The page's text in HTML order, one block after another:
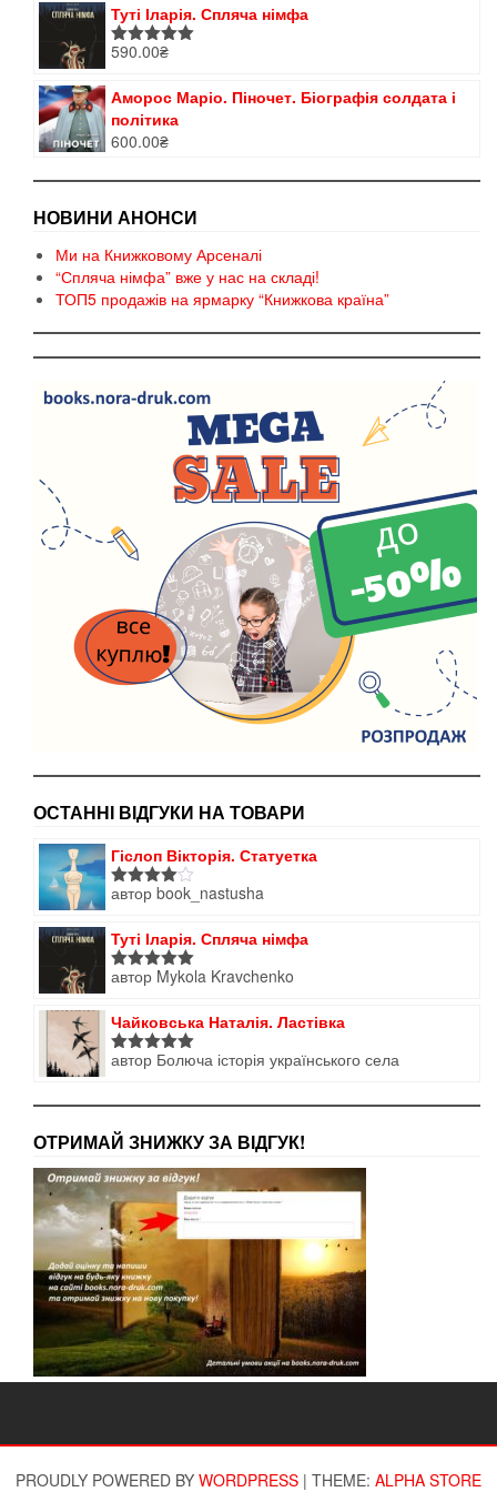
Туті Іларія. Спляча німфа
Оцінено в
590.00₴
Аморос Маріо. Піночет. Біографія солдата і
політика
600.00₴
НОВИНИ АНОНСИ
Ми на Книжковому Арсеналі
“Спляча німфа” вже у нас на складі!
ТОП5 продажів на ярмарку “Книжкова країна”
ОСТАННІ ВІДГУКИ НА ТОВАРИ
Гіслоп Вікторія. Статуетка
Оцінено
автор book_nastusha
Туті Іларія. Спляча німфа
Оцінено в
автор Mykola Kravchenko
Чайковська Наталія. Ластівка
Оцінено в
автор Болюча історія українського села
ОТРИМАЙ ЗНИЖКУ ЗА ВІДГУК!
PROUDLY POWERED BY WORDPRESS | THEME: ALPHA STORE